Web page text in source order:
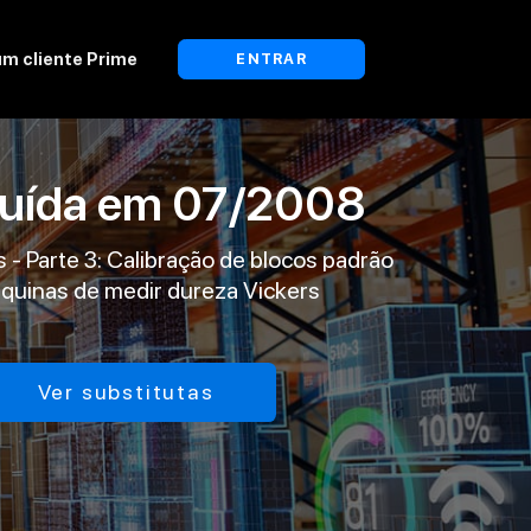
cliente Prime ENTRAR
em07/2008
Parte 3: Calibração de blocos padrão
de medir dureza Vickers
Ver substitutas